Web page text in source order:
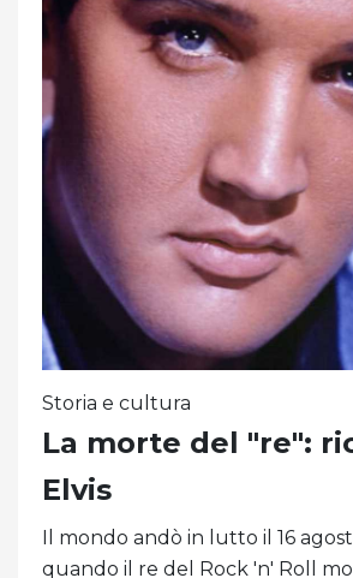
Storia e cultura
La morte del "re":
Elvis
Il mondo andò in lutto il 16
quando il re del Rock 'n' Roll